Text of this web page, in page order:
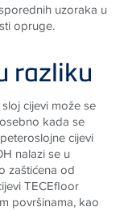
uzoraka u
opruge.
razliku
cijevi može se
kada se
cijevi
nalazi se u
zaštićena od
TECEfloor
površinama, kao